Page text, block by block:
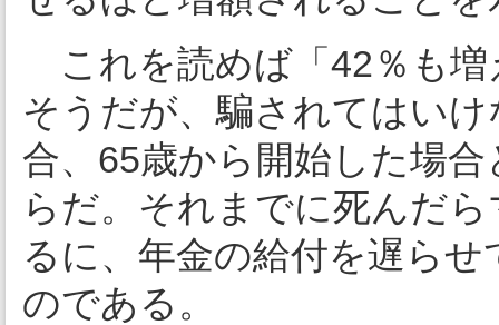
これを読めば「42％も増
そうだが、騙されてはい
合、65歳から開始した場
らだ。それまでに死んだ
るに、年金の給付を遅ら
のである。